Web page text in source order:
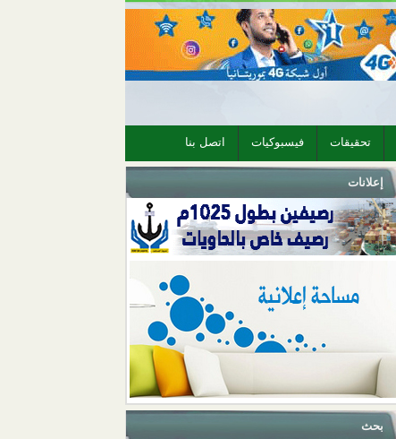
تحقيقات فيسبوكيات اتصل بنا
إعلانات
بحث